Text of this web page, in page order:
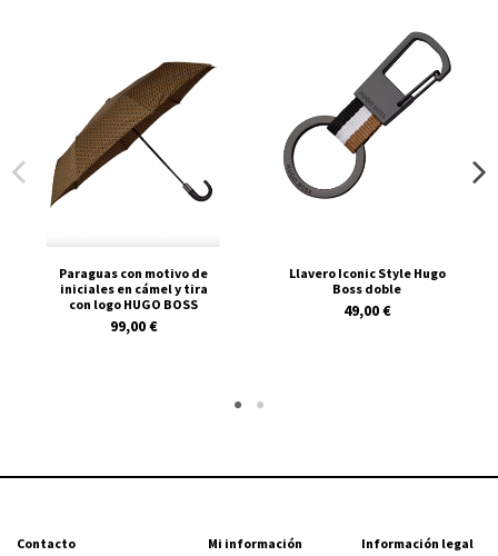
Paraguas con motivo de
iniciales en cámel y tira
con logo HUGO BOSS
99,00 €
Llavero Iconic Style Hugo
Boss doble
49,00 €
Contacto Mi información Información legal